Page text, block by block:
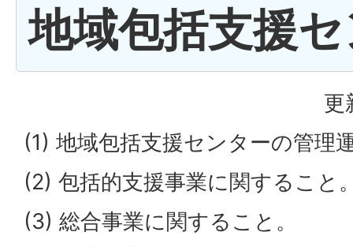
地域包括支援
更
(1) 地域包括支援センターの管理
(2) 包括的支援事業に関すること
(3) 総合事業に関すること。